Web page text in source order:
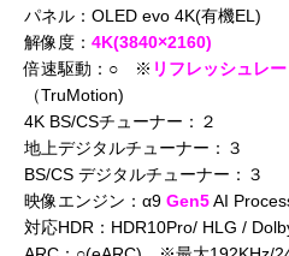
パネル： OLED evo 4K(有機EL)
解像度： 4K(3840×2160)
倍速駆動：○ ※ リフレッシュレ
（TruMotion)
4K BS/CSチューナー：２
地上デジタルチューナー：３
BS/CS デジタルチューナー：３
映像エンジン：α9 Gen5AI
対応HDR：HDR10Pro/ HLG /